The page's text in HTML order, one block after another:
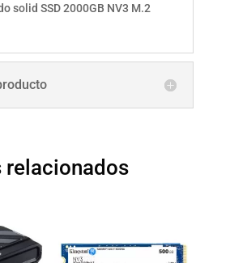
solid SSD 2000GB NV3 M.2
relacionados